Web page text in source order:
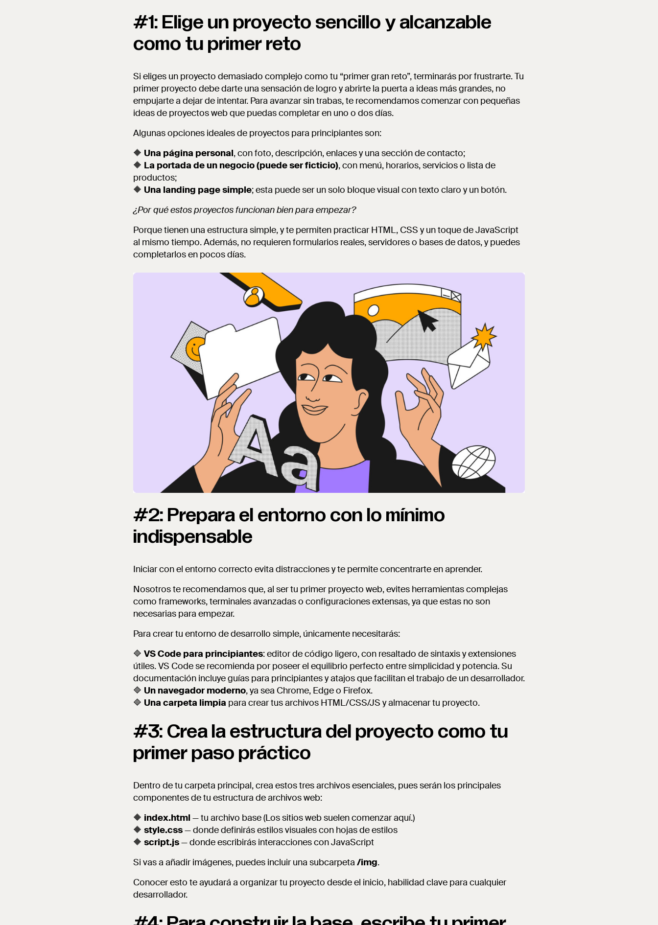
#1: Elige un proyecto sencillo y alcanzable
como tu primer reto
Si eliges un proyecto demasiado complejo como tu “primer gran reto”, terminarás por frustrarte. Tu
primer proyecto debe darte una sensación de logro y abrirte la puerta a ideas más grandes, no
empujarte a dejar de intentar. Para avanzar sin trabas, te recomendamos comenzar con pequeñas
ideas de proyectos web que puedas completar en uno o dos días.
Algunas opciones ideales de proyectos para principiantes son:
🔶 Una página personal, con foto, descripción, enlaces y una sección de contacto;
🔶 La portada de un negocio (puede ser ficticio), con menú, horarios, servicios o lista de
productos;
🔶 Una landing page simple; esta puede ser un solo bloque visual con texto claro y un botón.
¿Por qué estos proyectos funcionan bien para empezar?
Porque tienen una estructura simple, y te permiten practicar HTML, CSS y un toque de JavaScript
al mismo tiempo. Además, no requieren formularios reales, servidores o bases de datos, y puedes
completarlos en pocos días.
#2: Prepara el entorno con lo mínimo
indispensable
Iniciar con el entorno correcto evita distracciones y te permite concentrarte en aprender.
Nosotros te recomendamos que, al ser tu primer proyecto web, evites herramientas complejas
como frameworks, terminales avanzadas o configuraciones extensas, ya que estas no son
necesarias para empezar.
Para crear tu entorno de desarrollo simple, únicamente necesitarás:
🔷 VS Code para principiantes: editor de código ligero, con resaltado de sintaxis y extensiones
útiles. VS Code se recomienda por poseer el equilibrio perfecto entre simplicidad y potencia. Su
documentación incluye guías para principiantes y atajos que facilitan el trabajo de un desarrollador.
🔷 Un navegador moderno, ya sea Chrome, Edge o Firefox.
🔷 Una carpeta limpia para crear tus archivos HTML/CSS/JS y almacenar tu proyecto.
#3: Crea la estructura del proyecto como tu
primer paso práctico
Dentro de tu carpeta principal, crea estos tres archivos esenciales, pues serán los principales
componentes de tu estructura de archivos web:
🔶 index.html — tu archivo base (Los sitios web suelen comenzar aquí.)
🔶 style.css— donde definirás estilos visuales con hojas de estilos
🔶 script.js— donde escribirás interacciones con JavaScript
Si vas a añadir imágenes, puedes incluir una subcarpeta /img.
Conocer esto te ayudará a organizar tu proyecto desde el inicio, habilidad clave para cualquier
desarrollador.